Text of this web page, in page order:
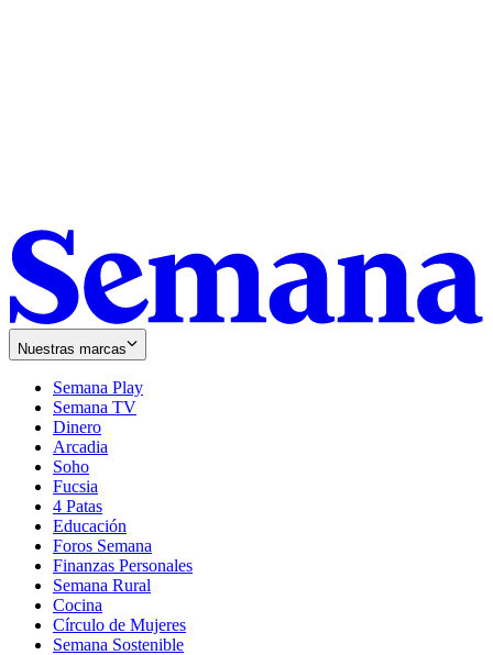
Nuestras marcas
Semana Play
Semana TV
Dinero
Arcadia
Soho
in
new
window
Fucsia
in
new
window
4 Patas
Educación
Foros Semana
Finanzas Personales
Semana Rural
Cocina
Círculo de Mujeres
Semana Sostenible